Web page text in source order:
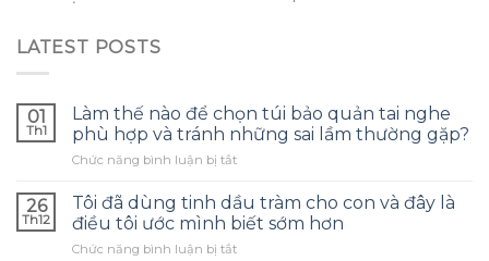
LATEST POSTS
01
Th1
Làm thế nào để chọn túi bảo quản tai nghe
phù hợp và tránh những sai lầm thường gặp?
Chức năng bình luận bị tắtở
thế
nào
để
chọn
26
Th12
Tôi đã dùng tinh dầu tràm cho con và đây là
điều tôi ước mình biết sớm hơn
Chức năng bình luận bị tắtở